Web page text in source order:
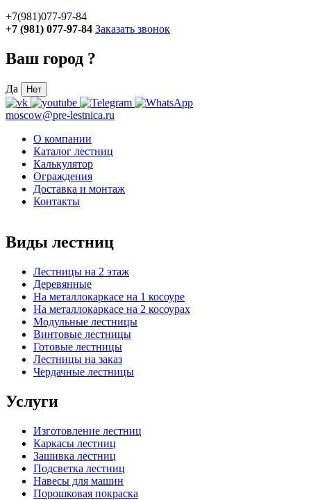
+7(981)077-97-84
+7 (981) 077-97-84 Заказать звонок
Ваш город ?
Да Нет
moscow@pre-lestnica.ru
О компании
Каталог лестниц
Калькулятор
Ограждения
Доставка и монтаж
Контакты
Виды лестниц
Лестницы на 2 этаж
Деревянные
На металлокаркасе на 1 косоуре
На металлокаркасе на 2 косоурах
Модульные лестницы
Винтовые лестницы
Готовые лестницы
Лестницы на заказ
Чердачные лестницы
Услуги
Изготовление лестниц
Каркасы лестниц
Зашивка лестниц
Подсветка лестниц
Навесы для машин
Порошковая покраска